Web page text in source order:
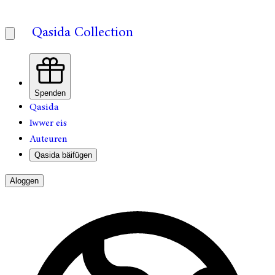
Qasida Collection
Spenden
Qasida
Iwwer eis
Auteuren
Qasida bäifügen
Aloggen